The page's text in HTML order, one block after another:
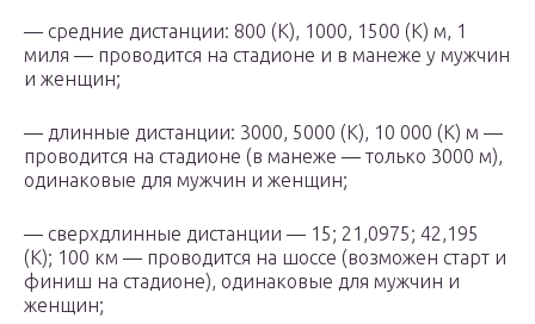
— средние дистанции: 800 (К), 1000, 1500 (К) м, 1
миля — проводится на стадионе и в манеже у мужчин
и женщин;
— длинные дистанции: 3000, 5000 (К), 10 000 (К) м —
проводится на стадионе (в манеже — только 3000 м),
одинаковые для мужчин и женщин;
— сверхдлинные дистанции — 15; 21,0975; 42,195
(К); 100 км — проводится на шоссе (возможен старт и
финиш на стадионе), одинаковые для мужчин и
женщин;